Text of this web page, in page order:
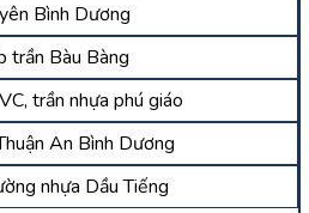
Bình Dương
trần Bàu Bàng
trần nhựa phú giáo
An Bình Dương
nhựa Dầu Tiếng